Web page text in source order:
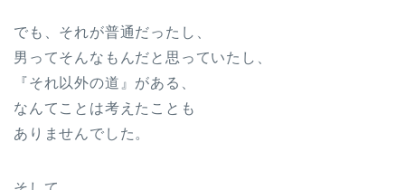
でも、それが普通だったし、
男ってそんなもんだと思っていたし、
『それ以外の道』がある、
なんてことは考えたことも
ありませんでした。